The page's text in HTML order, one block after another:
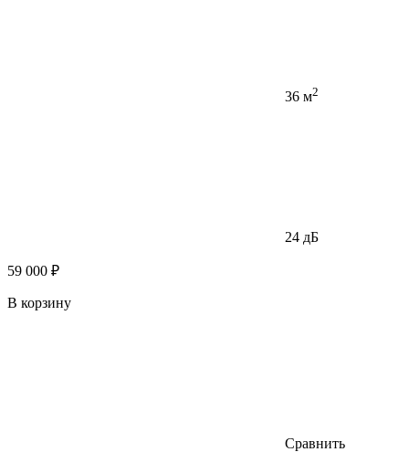
36 м2
24 дБ
59 000 ₽
В корзину
Сравнить